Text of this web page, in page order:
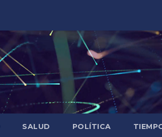
SALUD POLÍTICA